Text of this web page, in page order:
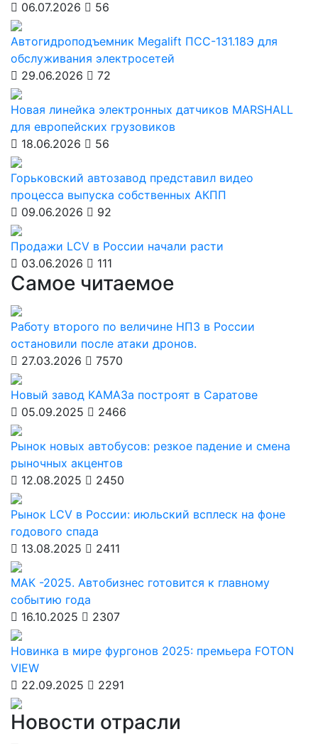
06.07.2026 56
Автогидроподъемник Megalift ПСС-131.18Э для
обслуживания электросетей
29.06.2026
72
Новая линейка электронных датчиков MARSHALL
для европейских грузовиков
18.06.2026
56
Горьковский автозавод представил видео
процесса выпуска собственных АКПП
09.06.2026
92
Продажи LCV в России начали расти
03.06.2026
111
Самое читаемое
Работу второго по величине НПЗ в России
остановили после атаки дронов.
27.03.2026
7570
Новый завод КАМАЗа построят в Саратове
05.09.2025
2466
Рынок новых автобусов: резкое падение и смена
рыночных акцентов
12.08.2025
2450
Рынок LCV в России: июльский всплеск на фоне
годового спада
13.08.2025
2411
МАК -2025. Автобизнес готовится к главному
событию года
16.10.2025
2307
Новинка в мире фургонов 2025: премьера FOTON
VIEW
22.09.2025
2291
Новости отрасли